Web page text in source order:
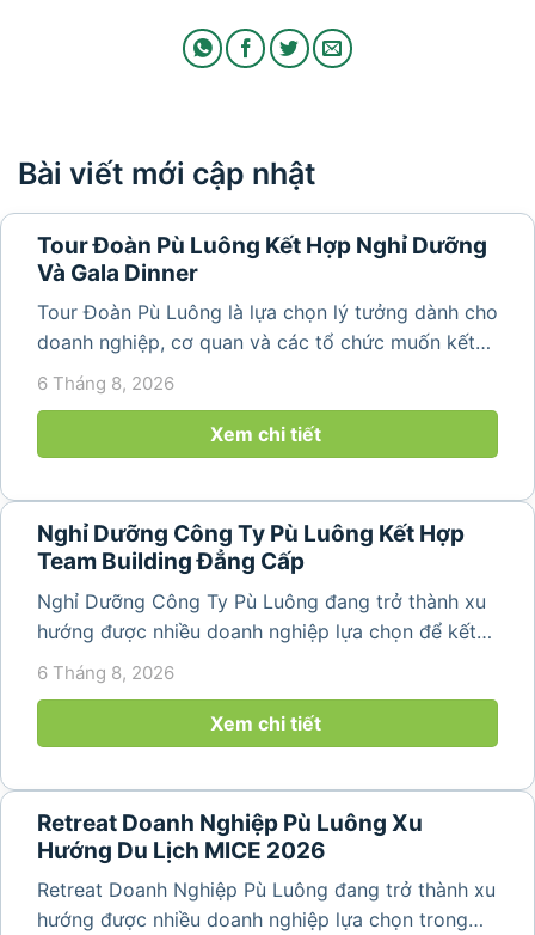
Bài viết mới cập nhật
Tour Đoàn Pù Luông Kết Hợp Nghỉ Dưỡng
Và Gala Dinner
Tour Đoàn Pù Luông là lựa chọn lý tưởng dành cho
doanh nghiệp, cơ quan và các tổ chức muốn kết
hợp nghỉ dưỡng, tham quan và tổ chức các hoạt
nguyên sơ, không khí...
6 Tháng 8, 2026
Xem chi tiết
Nghỉ Dưỡng Công Ty Pù Luông Kết Hợp
Team Building Đẳng Cấp
Nghỉ Dưỡng Công Ty Pù Luông đang trở thành xu
hướng được nhiều doanh nghiệp lựa chọn để kết
hợp giữa nghỉ ngơi, tái tạo năng lượng và xây
dựng tinh thần đồng đội. Thay vì những chuyến du
lịch đơn thuần, nhiều công ty...
6 Tháng 8, 2026
Xem chi tiết
Retreat Doanh Nghiệp Pù Luông Xu
Hướng Du Lịch MICE 2026
Retreat Doanh Nghiệp Pù Luông đang trở thành xu
hướng được nhiều doanh nghiệp lựa chọn trong